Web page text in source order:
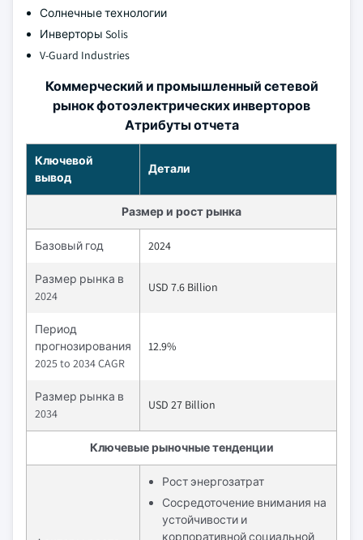
Солнечные технологии
Инверторы Solis
V-Guard Industries
Коммерческий и промышленный сетевой
рынок фотоэлектрических инверторов
Атрибуты отчета
Ключевой
вывод
Детали
Размер и рост рынка
Базовый год 2024
Размер рынка в
2024
USD 7.6 Billion
Период
прогнозирования
2025 to 2034 CAGR
12.9%
Размер рынка в
2034
USD 27 Billion
Ключевые рыночные тенденции
Рост энергозатрат
Сосредоточение внимания на
устойчивости и
корпоративной социальной